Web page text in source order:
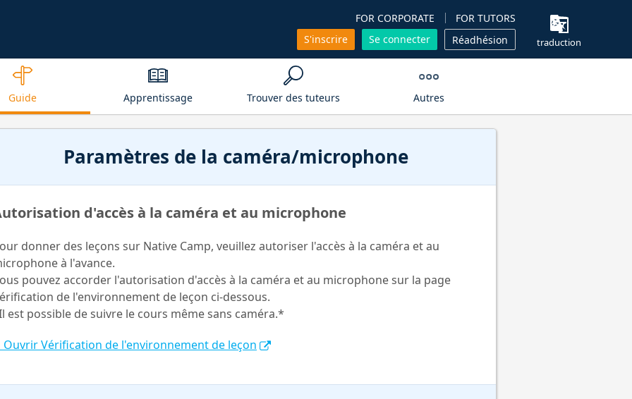
FOR CORPORATE
FOR TUTORS
S'inscrire
Se connecter Réadhésion traduction
Guide Apprentissage Trouver des tuteurs Autres
Paramètres de la caméra/microphone
d'accès à la caméra et au microphone
donner des leçons sur Native Camp, veuillez autoriser l'accès à la caméra et au
à l'avance.
pouvez accorder l'autorisation d'accès à la caméra et au microphone sur la page
de l'environnement de leçon ci-dessous.
est possible de suivre le cours même sans caméra.*
Ouvrir Vérification de l'environnement de leçon